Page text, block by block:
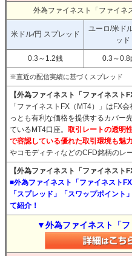
外為ファイネスト「ファイネ
米ドル/円 スプレッド
ユーロ/米ド
ッド
0.3～1.2銭 0.3～
※直近の配信実績に基づくスプレッド
【外為ファイネスト「ファイネスト
「ファイネストFX（MT4）」はFX
っとも有利な価格を提供するカバー
ているMT4口座。 取引レートの透明
で容認している優れた取引環境も魅力
やコモディティなどのCFD銘柄のレ
【外為ファイネスト「ファイネスト
■外為ファイネスト「ファイネスト
「スプレッド」「スワップポイン
て紹介！
▼外為ファイネスト「